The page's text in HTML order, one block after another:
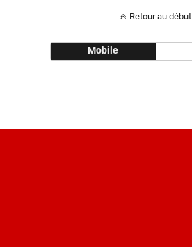
Retour au début
Mobile